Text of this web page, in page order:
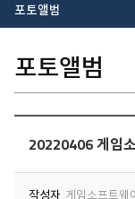
포토앨범
포토앨범
20220406 게임
작성자 게임소프트웨